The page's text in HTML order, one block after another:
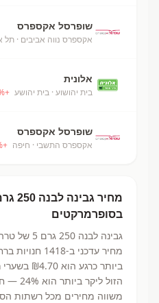
שופרסל אקספרס
אקספרס נווה אביבים · תל
אלונית
בית יהושוע · בית יהושע +
שופרסל אקספרס
אקספרס התשבי · חיפה +
מחיר גבינה לבנה 250 גרם 5
בסופרמרקטים
גבינה לבנה 250 גרם 5 של
מחיר עדכני ב-1418 חנויות
ביותר כרגע הוא ₪4.70
בשערי
הזול ליקר ביותר הוא 24% — חיסכון של עד ₪1.11.
משווה מחירים מכל רשתות